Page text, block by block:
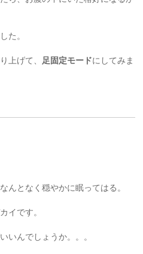
た。
上げて、 足固定モードにしてみま
んとなく穏やかに眠ってはる。
イです。
いんでしょうか。。。